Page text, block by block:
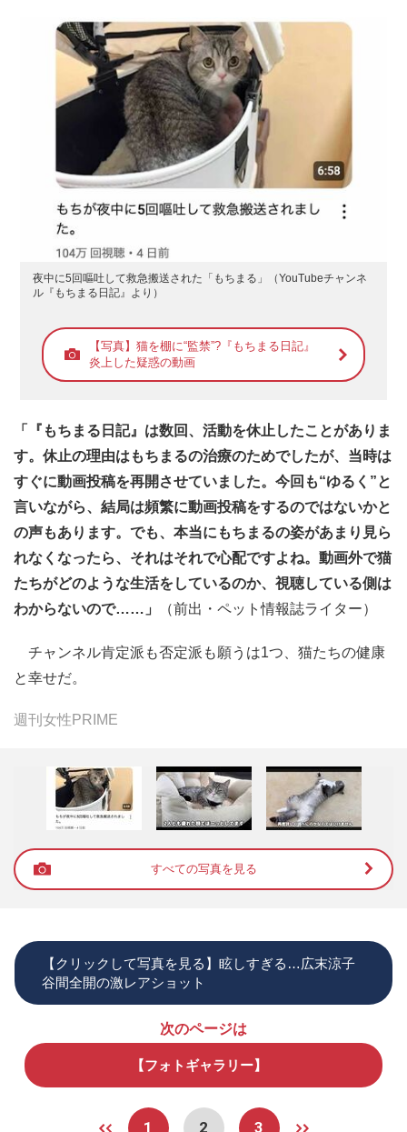
夜中に5回嘔吐して救急搬送された「もちまる」（YouTubeチャンネ
ル『もちまる日記』より）
【写真】猫を棚に“監禁”?『もちまる日記』
炎上した疑惑の動画
「『もちまる日記』は数回、活動を休止したことがありま
す。休止の理由はもちまるの治療のためでしたが、当時は
すぐに動画投稿を再開させていました。今回も“ゆるく”と
言いながら、結局は頻繁に動画投稿をするのではないかと
の声もあります。でも、本当にもちまるの姿があまり見ら
れなくなったら、それはそれで心配ですよね。動画外で猫
たちがどのような生活をしているのか、視聴している側は
わからないので……」
（前出・ペット情報誌ライター）
チャンネル肯定派も否定派も願うは1つ、猫たちの健康
と幸せだ。
週刊女性PRIME
すべての写真を見る
【クリックして写真を見る】眩しすぎる…広末涼子
谷間全開の激レアショット
次のページは
【フォトギャラリー】
1 2 3